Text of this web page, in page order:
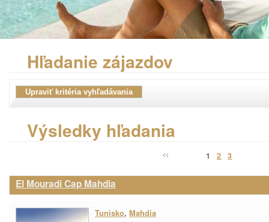
Hľadanie zájazdov
Výsledky hľadania
1 2 3
El Mouradi Cap Mahdia
Tunisko, Mahdia